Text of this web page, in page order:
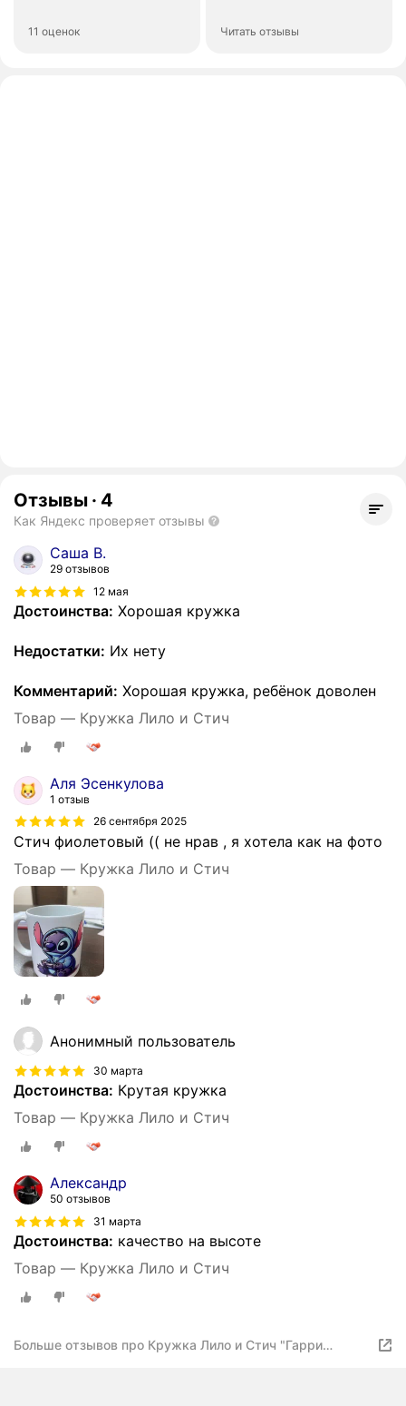
11 оценок Читать отзывы
Отзывы · 4
Как Яндекс проверяет отзывы
Саша В.
29 отзывов
12 мая
Достоинства: Хорошая кружка
Недостатки: Их нету
Комментарий: Хорошая кружка, ребёнок доволен
Товар — Кружка Лило и Стич
Аля Эсенкулова
1 отзыв
26 сентября 2025
Стич фиолетовый (( не нрав , я хотела как на фото
Товар — Кружка Лило и Стич
Анонимный пользователь
30 марта
Достоинства: Крутая кружка
Товар — Кружка Лило и Стич
Александр
50 отзывов
31 марта
Достоинства: качество на высоте
Товар — Кружка Лило и Стич
Больше отзывов про Кружка Лило и Стич "Гарри